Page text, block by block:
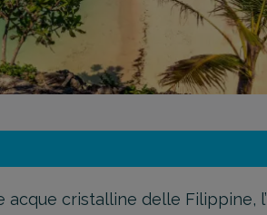
acque cristalline delle Filippine, l’